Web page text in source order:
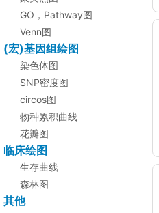
GO，Pathway图
Venn图
(宏)基因组绘图
染色体图
SNP密度图
circos图
物种累积曲线
花瓣图
临床绘图
生存曲线
森林图
其他